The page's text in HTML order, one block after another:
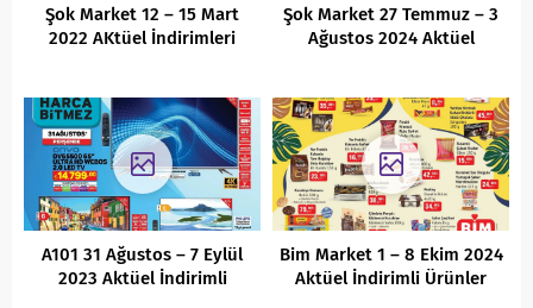
Şok Market 12 – 15 Mart
2022 AKtüel İndirimleri
Şok Market 27 Temmuz – 3
Ağustos 2024 Aktüel
A101 31 Ağustos – 7 Eylül
2023 Aktüel İndirimli
Bim Market 1 – 8 Ekim 2024
Aktüel İndirimli Ürünler